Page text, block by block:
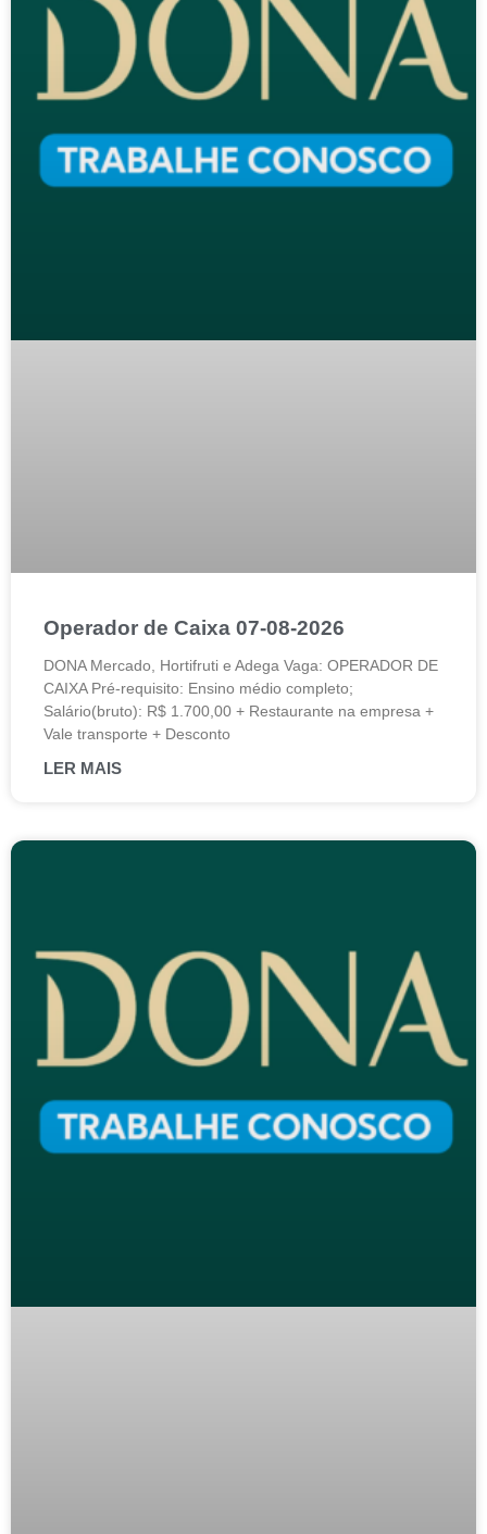
Operador de Caixa 07-08-2026
DONA Mercado, Hortifruti e Adega Vaga: OPERADOR DE
CAIXA Pré-requisito: Ensino médio completo;
Salário(bruto): R$ 1.700,00 + Restaurante na empresa +
Vale transporte + Desconto
LER MAIS